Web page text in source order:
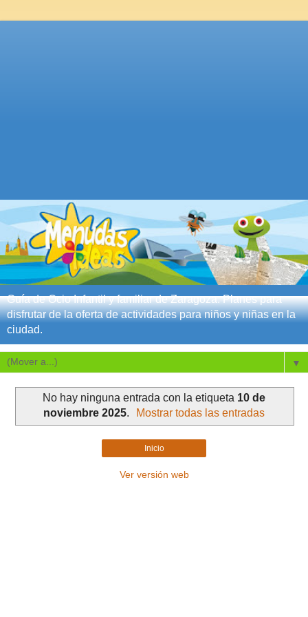
Guía de Ocio Infantil y familiar de Zaragoza. Planes para
disfrutar de la oferta de actividades para niños y niñas en la
ciudad.
▼
No hay ninguna entrada con la etiqueta 10 de
noviembre 2025. Mostrar todas las entradas
Inicio
Ver versión web